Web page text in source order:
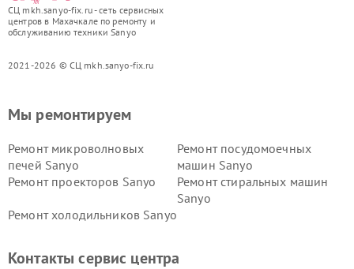
СЦ mkh.sanyo-fix.ru - сеть сервисных
центров в Махачкале по ремонту и
обслуживанию техники Sanyo
2021-2026 © СЦ mkh.sanyo-fix.ru
Мы ремонтируем
Ремонт микроволновых
печей Sanyo
Ремонт посудомоечных
машин Sanyo
Ремонт проекторов Sanyo
Ремонт стиральных машин
Sanyo
Ремонт холодильников Sanyo
Контакты сервис центра